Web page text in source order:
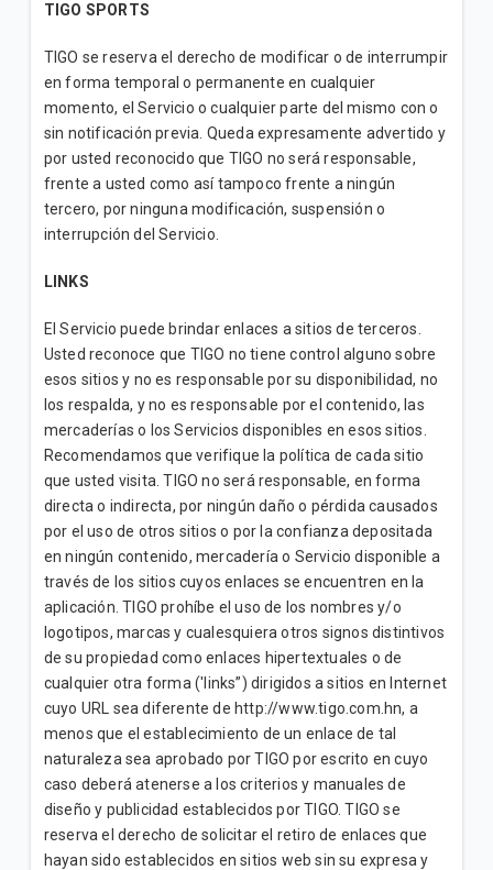
TIGO SPORTS
TIGO se reserva el derecho de modificar o de interrumpir
en forma temporal o permanente en cualquier
momento, el Servicio o cualquier parte del mismo con o
sin notificación previa. Queda expresamente advertido y
por usted reconocido que TIGO no será responsable,
frente a usted como así tampoco frente a ningún
tercero, por ninguna modificación, suspensión o
interrupción del Servicio.
LINKS
El Servicio puede brindar enlaces a sitios de terceros.
Usted reconoce que TIGO no tiene control alguno sobre
esos sitios y no es responsable por su disponibilidad, no
los respalda, y no es responsable por el contenido, las
mercaderías o los Servicios disponibles en esos sitios.
Recomendamos que verifique la política de cada sitio
que usted visita. TIGO no será responsable, en forma
directa o indirecta, por ningún daño o pérdida causados
por el uso de otros sitios o por la confianza depositada
en ningún contenido, mercadería o Servicio disponible a
través de los sitios cuyos enlaces se encuentren en la
aplicación. TIGO prohíbe el uso de los nombres y/o
logotipos, marcas y cualesquiera otros signos distintivos
de su propiedad como enlaces hipertextuales o de
cualquier otra forma ('links”) dirigidos a sitios en Internet
cuyo URL sea diferente de http://www.tigo.com.hn, a
menos que el establecimiento de un enlace de tal
naturaleza sea aprobado por TIGO por escrito en cuyo
caso deberá atenerse a los criterios y manuales de
diseño y publicidad establecidos por TIGO. TIGO se
reserva el derecho de solicitar el retiro de enlaces que
hayan sido establecidos en sitios web sin su expresa y